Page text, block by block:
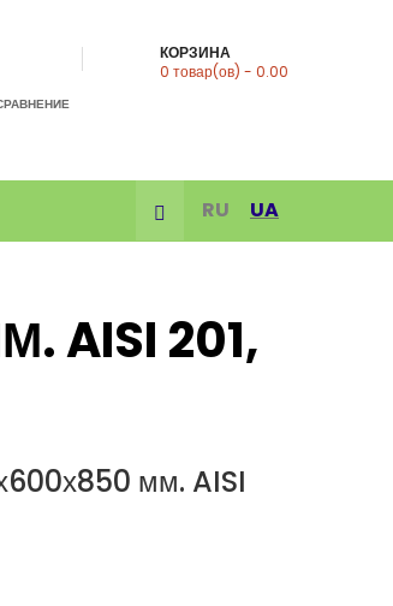
КОРЗИНА
0 товар(ов) - 0.00
RU UA
AISI 201,
мм. AISI